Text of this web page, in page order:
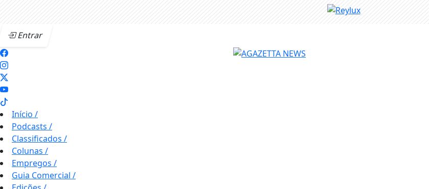
Entrar
Início /
Podcasts /
Classificados /
Colunas /
Empregos /
Guia Comercial /